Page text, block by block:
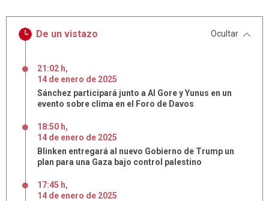
De un vistazo Ocultar
21:02 h,
14 de enero de 2025
Sánchez participará junto a Al Gore y Yunus en un
evento sobre clima en el Foro de Davos
18:50 h,
14 de enero de 2025
Blinken entregará al nuevo Gobierno de Trump un
plan para una Gaza bajo control palestino
17:45 h,
14 de enero de 2025